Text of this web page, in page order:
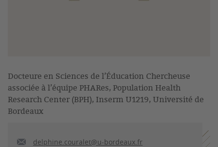
Docteure en Sciences de l’Éducation Chercheuse
associée à l’équipe PHARes, Population Health
Research Center (BPH), Inserm U1219, Université de
Bordeaux
delphine.couralet@u-bordeaux.fr